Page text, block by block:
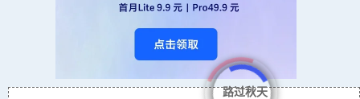
路过秋天